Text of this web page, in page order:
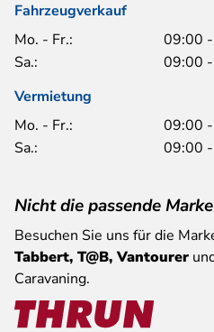
Fahrzeugverkauf
Mo. - Fr.:
09:00
Sa.:
09:00
Vermietung
Mo. - Fr.:
09:00
Sa.:
09:00
Nicht die passende
Besuchen Sie uns für die
Tabbert, T@B, Vantourer
Caravaning.